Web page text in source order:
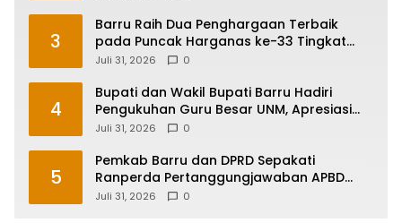
3
Barru Raih Dua Penghargaan Terbaik
pada Puncak Harganas ke-33 Tingkat
Sulawesi Selatan
Juli 31, 2026 0
4
Bupati dan Wakil Bupati Barru Hadiri
Pengukuhan Guru Besar UNM, Apresiasi
Capaian Prof. Kamaruddin Hasan
Juli 31, 2026 0
5
Pemkab Barru dan DPRD Sepakati
Ranperda Pertanggungjawaban APBD
2025, Perkuat Komitmen Tata Kelola dan
Juli 31, 2026 0